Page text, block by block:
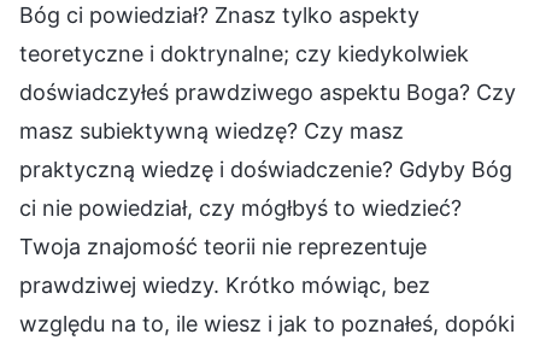
Bóg ci powiedział? Znasz tylko aspekty
teoretyczne i doktrynalne; czy kiedykolwiek
doświadczyłeś prawdziwego aspektu Boga? Czy
masz subiektywną wiedzę? Czy masz
praktyczną wiedzę i doświadczenie? Gdyby Bóg
ci nie powiedział, czy mógłbyś to wiedzieć?
Twoja znajomość teorii nie reprezentuje
prawdziwej wiedzy. Krótko mówiąc, bez
względu na to, ile wiesz i jak to poznałeś, dopóki